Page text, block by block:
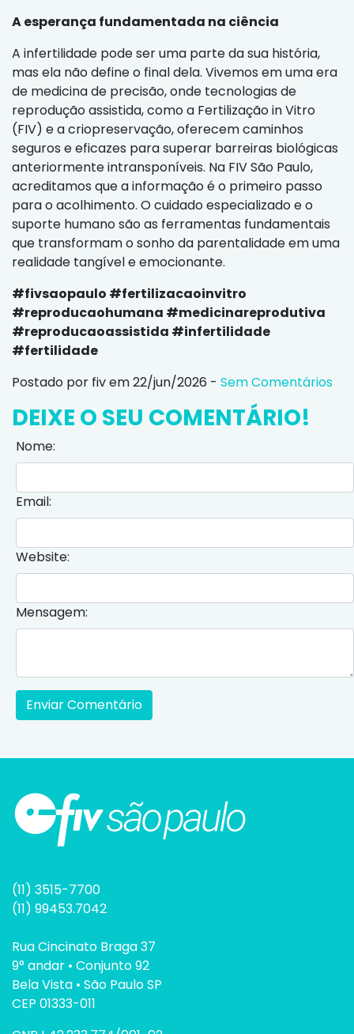
A esperança fundamentada na ciência
A infertilidade pode ser uma parte da sua história,
mas ela não define o final dela. Vivemos em uma era
de medicina de precisão, onde tecnologias de
reprodução assistida, como a Fertilização in Vitro
(FIV) e a criopreservação, oferecem caminhos
seguros e eficazes para superar barreiras biológicas
anteriormente intransponíveis. Na FIV São Paulo,
acreditamos que a informação é o primeiro passo
para o acolhimento. O cuidado especializado e o
suporte humano são as ferramentas fundamentais
que transformam o sonho da parentalidade em uma
realidade tangível e emocionante.
#fivsaopaulo #fertilizacaoinvitro
#reproducaohumana #medicinareprodutiva
#reproducaoassistida #infertilidade
#fertilidade
Postado por fiv em 22/jun/2026 - Sem Comentários
DEIXE O SEU COMENTÁRIO!
Nome:
Email:
Website:
Mensagem:
(11) 3515-7700
(11) 99453.7042
Rua Cincinato Braga 37
9° andar • Conjunto 92
Bela Vista • São Paulo SP
CEP 01333-011